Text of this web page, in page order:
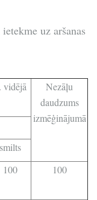
uz aršanas
vidējā
Nezāļu
daudzums
izmēģinājumā
smilts
100 100